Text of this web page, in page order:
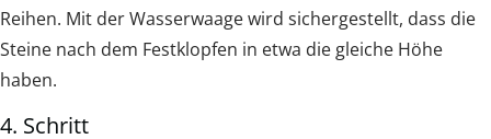
Reihen. Mit der Wasserwaage wird sichergestellt, dass die
Steine nach dem Festklopfen in etwa die gleiche Höhe
haben.
4. Schritt